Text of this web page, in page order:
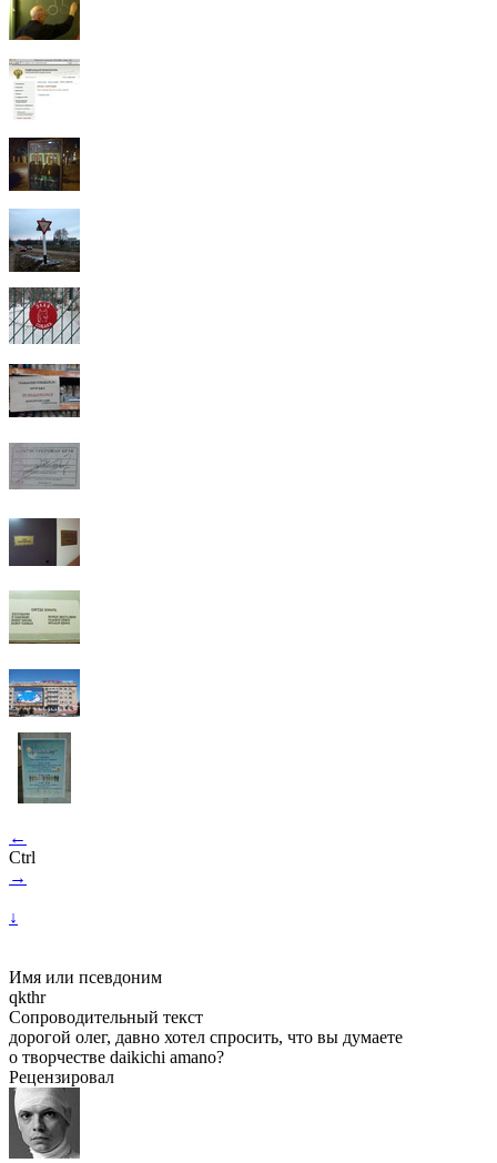
←
Ctrl
→
↓
Имя или псевдоним
qkthr
Сопроводительный текст
дорогой олег, давно хотел спросить, что вы думаете
о творчестве daikichi amano?
Рецензировал